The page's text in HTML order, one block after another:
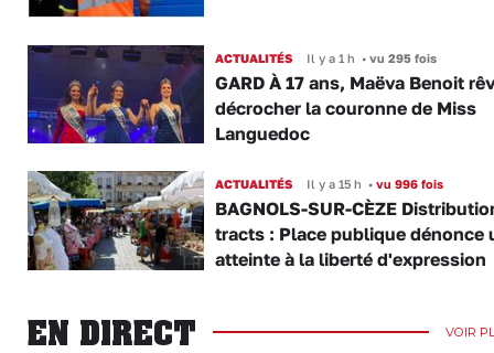
ACTUALITÉS Il y a 1 h •vu 295 fois
GARD À 17 ans, Maëva Benoit
décrocher la couronne de Miss
Languedoc
ACTUALITÉS Il y a 15 h •vu 996 fois
BAGNOLS-SUR-CÈZE
tracts : Place publique dénonce
atteinte à la liberté d'expression
EN DIRECT VOIR